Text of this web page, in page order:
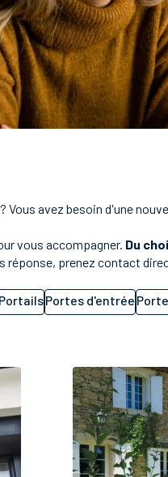
avez besoin d'une
vous accompagner. Du
réponse, prenez contact
PortailsPortes d'entrée